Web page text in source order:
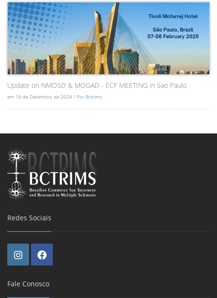
Update on NMOSD & MOGAD - ECF MEETING in Sao Paulo
em 16 de Dezembro de 2024 / Por Bctrims
Redes Sociais
Fale Conosco